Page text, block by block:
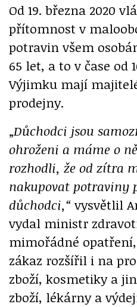
Od 19. března 2020
přítomnost v
potravin všem
65 let, a to v čase od
Výjimku mají
prodejny.
„Důchodci jsou
ohroženi a máme o
rozhodli, že od zítra
nakupovat potraviny
důchodci,“ vysvětlil
vydal ministr
mimořádné
zákaz rozšířil i na
zboží, kosmetiky a
zboží, lékárny a